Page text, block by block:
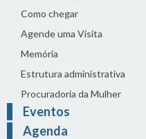
Como chegar
Agende uma Visita
Memória
Estrutura administrativa
Procuradoria da Mulher
Eventos
Agenda